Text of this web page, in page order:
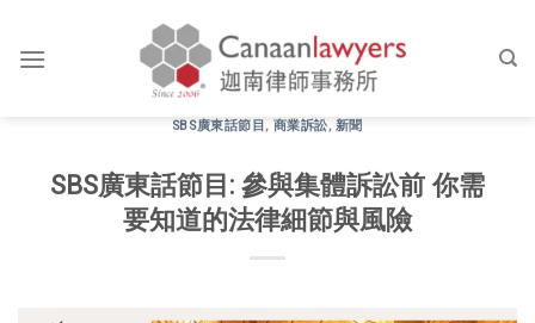
content
SBS廣東話節目 , 商業訴訟, 新聞
SBS廣東話節目: 參與集體訴訟前 你需
要知道的法律細節與風險